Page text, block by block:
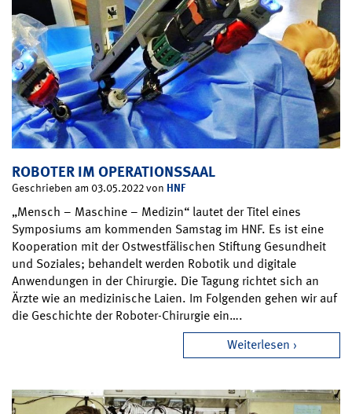
ROBOTER IM OPERATIONSSAAL
Geschrieben am 03.05.2022 von HNF
„Mensch – Maschine – Medizin“ lautet der Titel eines
Symposiums am kommenden Samstag im HNF. Es ist eine
Kooperation mit der Ostwestfälischen Stiftung Gesundheit
und Soziales; behandelt werden Robotik und digitale
Anwendungen in der Chirurgie. Die Tagung richtet sich an
Ärzte wie an medizinische Laien. Im Folgenden gehen wir auf
die Geschichte der Roboter-Chirurgie ein….
Weiterlesen